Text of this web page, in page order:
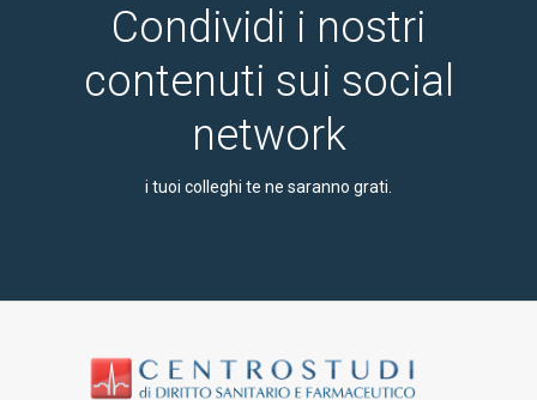
Condividi i nostri
contenuti sui social
network
i tuoi colleghi te ne saranno grati.